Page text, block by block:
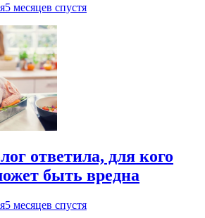
5 месяцев спустя
ответила, для кого
быть вредна
5 месяцев спустя